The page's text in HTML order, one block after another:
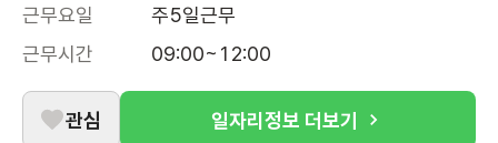
근무요일
주5일근무
근무시간
09:00~12:00
관심 일자리정보 더보기